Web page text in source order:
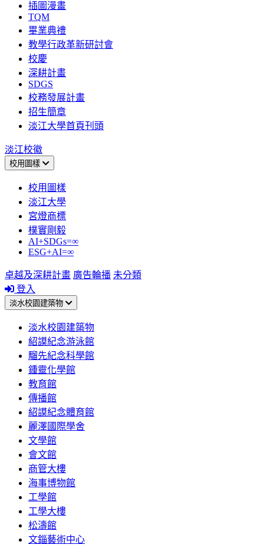
插圖漫畫
TQM
畢業典禮
教學行政革新研討會
校慶
深耕計畫
SDGS
校務發展計畫
招生簡章
淡江大學首頁刊頭
淡江校徽
校用圖樣
校用圖樣
淡江大學
宮燈商標
樸實剛毅
AI+SDGs=∞
ESG+AI=∞
卓越及深耕計畫 廣告輪播 未分類
登入
淡水校園建築物
淡水校園建築物
紹謨紀念游泳館
騮先紀念科學館
鍾靈化學館
教育館
傳播館
紹謨紀念體育館
麗澤國際學舍
文學館
會文館
商管大樓
海事博物館
工學館
工學大樓
松濤館
文錙藝術中心